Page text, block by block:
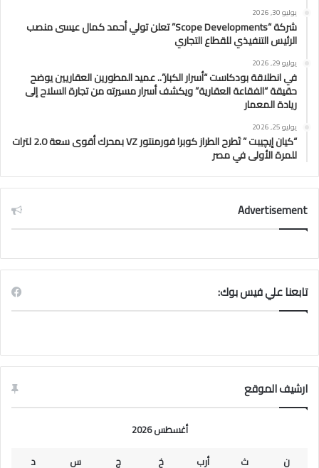
يوليو 30, 2026
شركة “Scope Developments” تعلن تولي أحمد كمال عيسى منصب
الرئيس التنفيذي للقطاع التجاري
يوليو 29, 2026
في انطلاقة بودكاست “أسرار الكبار”.. عميد المطورين العقاريين يوضح
حقيقة “الفقاعة العقارية” ويكشف أسرار مسيرته من تجارة السلاح إلى
ريادة المعمار
يوليو 25, 2026
“كيان إيچيبت ” تَطرح الطراز كوبرا فورمنتور VZ بمحرك أقوى سعة 2.0 لترات
للمرة الأولى في مصر
Advertisement
تابعنا علي فيس بوك:
ارشيف الموقع
أغسطس 2026
ن
ث أرب خ ج س
د